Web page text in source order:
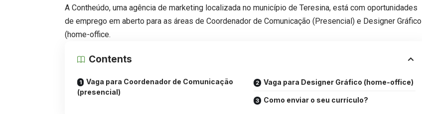
A Contheúdo, uma agência de marketing localizada no município de Teresina, está com oportunidades
de emprego em aberto para as áreas de Coordenador de Comunicação (Presencial) e Designer Gráfico
(home-office.
Contents
Vaga para Coordenador de Comunicação
(presencial)
Vaga para Designer Gráfico (home-office)
Como enviar o seu currículo?